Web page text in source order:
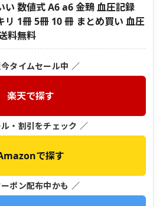
い 数値式 A6 a6 金鵄 血圧記録
リ 1冊 5冊 10 冊 まとめ買い 血圧
料無料
タイムセール中 ／
楽天で探す
・割引をチェック ／
で探す
ポン配布中かも ／